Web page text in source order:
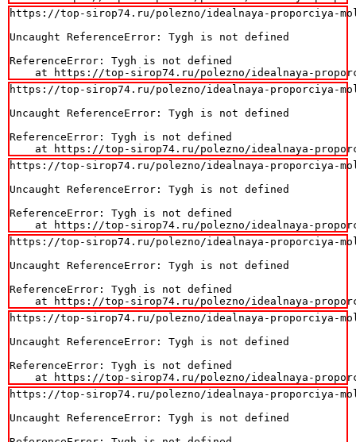
https://top-sirop74.ru/polezno/idealnaya-proporciya-
Uncaught ReferenceError: Tygh is not defined
ReferenceError: Tygh is not defined
at https://top-sirop74.ru/polezno/idealnaya-
https://top-sirop74.ru/polezno/idealnaya-proporciya-
Uncaught ReferenceError: Tygh is not defined
ReferenceError: Tygh is not defined
at https://top-sirop74.ru/polezno/idealnaya-
https://top-sirop74.ru/polezno/idealnaya-proporciya-
Uncaught ReferenceError: Tygh is not defined
ReferenceError: Tygh is not defined
at https://top-sirop74.ru/polezno/idealnaya-
https://top-sirop74.ru/polezno/idealnaya-proporciya-
Uncaught ReferenceError: Tygh is not defined
ReferenceError: Tygh is not defined
at https://top-sirop74.ru/polezno/idealnaya-
https://top-sirop74.ru/polezno/idealnaya-proporciya-
Uncaught ReferenceError: Tygh is not defined
ReferenceError: Tygh is not defined
at https://top-sirop74.ru/polezno/idealnaya-
https://top-sirop74.ru/polezno/idealnaya-proporciya-
Uncaught ReferenceError: Tygh is not defined